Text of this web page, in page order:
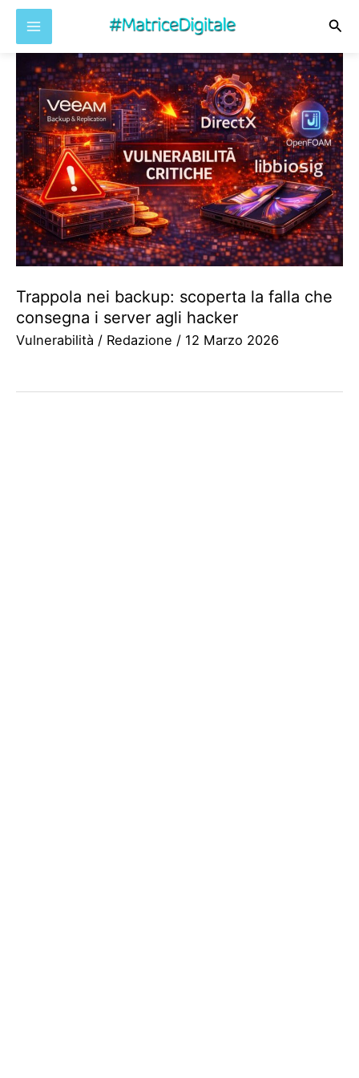
contenuto
Trappola nei backup: scoperta la falla che
consegna i server agli hacker
Vulnerabilità / Redazione / 12 Marzo 2026